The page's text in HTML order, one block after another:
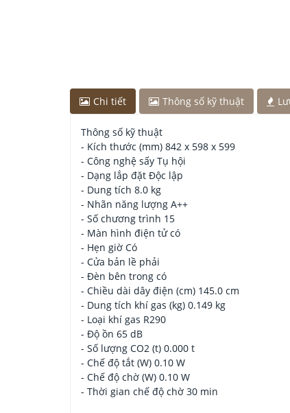
Chi tiết Thông số kỹ thuật
Thông số kỹ thuật
- Kích thước (mm) 842 x 598 x 599
- Công nghệ sấy Tụ hội
- Dạng lắp đặt Độc lập
- Dung tích 8.0 kg
- Nhãn năng lượng A++
- Số chương trình 15
- Màn hình điện tử có
- Hẹn giờ Có
- Cửa bản lề phải
- Đèn bên trong có
- Chiều dài dây điện (cm) 145.0 cm
- Dung tích khí gas (kg) 0.149 kg
- Loại khí gas R290
- Độ ồn 65 dB
- Số lượng CO2 (t) 0.000 t
- Chế độ tắt (W) 0.10 W
- Chế độ chờ (W) 0.10 W
- Thời gian chế độ chờ 30 min